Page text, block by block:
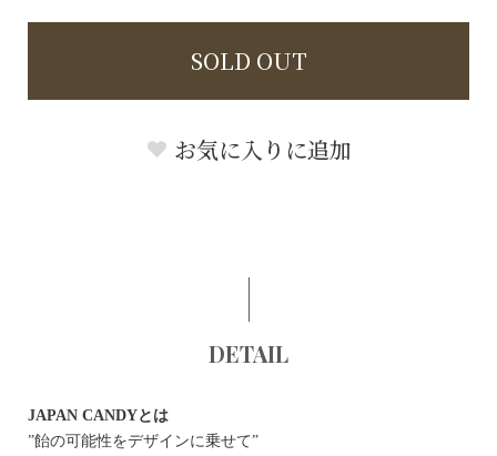
SOLD OUT
お気に入りに追加
DETAIL
JAPAN CANDYとは
”飴の可能性をデザインに乗せて”